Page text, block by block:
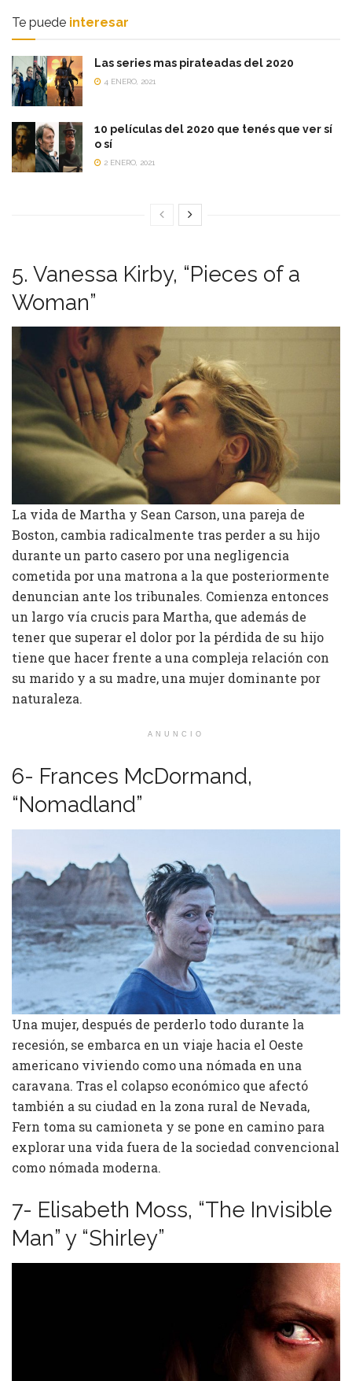
Te puede interesar
Las series mas pirateadas del 2020
4 ENERO, 2021
10 películas del 2020 que tenés que ver sí
o sí
2 ENERO, 2021
5. Vanessa Kirby, “Pieces of a
Woman”
La vida de Martha y Sean Carson, una pareja de
Boston, cambia radicalmente tras perder a su hijo
durante un parto casero por una negligencia
cometida por una matrona a la que posteriormente
denuncian ante los tribunales. Comienza entonces
un largo vía crucis para Martha, que además de
tener que superar el dolor por la pérdida de su hijo
tiene que hacer frente a una compleja relación con
su marido y a su madre, una mujer dominante por
naturaleza.
ANUNCIO
6- Frances McDormand,
“Nomadland”
Una mujer, después de perderlo todo durante la
recesión, se embarca en un viaje hacia el Oeste
americano viviendo como una nómada en una
caravana. Tras el colapso económico que afectó
también a su ciudad en la zona rural de Nevada,
Fern toma su camioneta y se pone en camino para
explorar una vida fuera de la sociedad convencional
como nómada moderna.
7- Elisabeth Moss, “The Invisible
Man” y “Shirley”